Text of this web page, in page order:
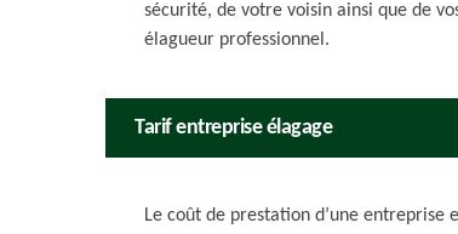
sécurité, de votre voisin ainsi que de
élagueur professionnel.
Tarif entreprise élagage
Le coût de prestation d’une entreprise